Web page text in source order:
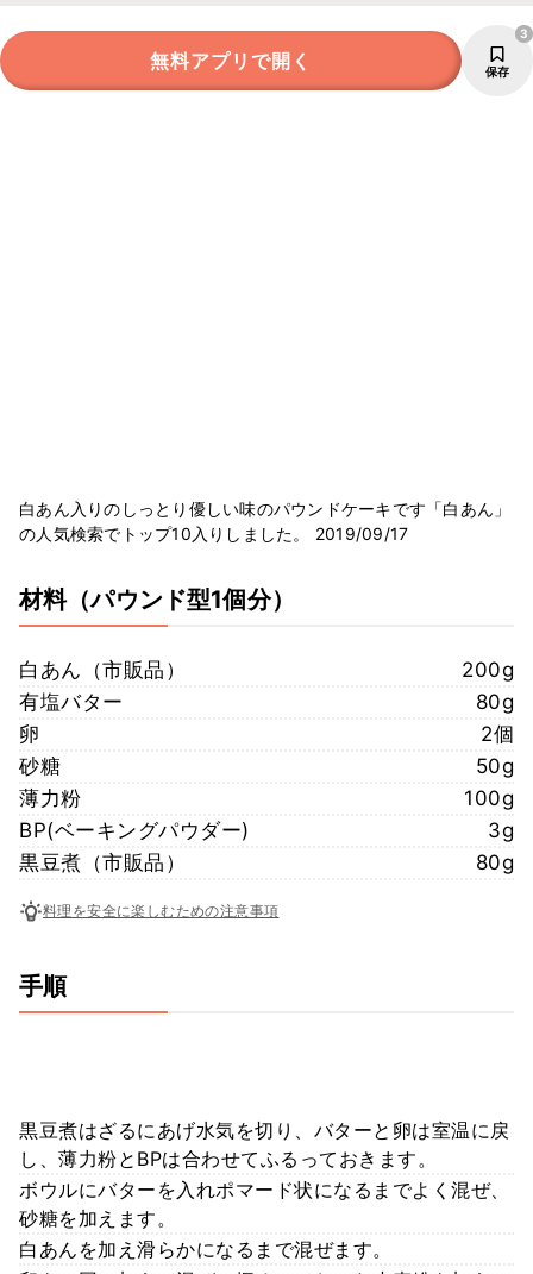
無料アプリで開く 保存
3
白あん入りのしっとり優しい味のパウンドケーキです「白あん」
の人気検索でトップ10入りしました。 2019/09/17
材料（パウンド型1個分）
白あん（市販品）
200g
有塩バター
80g
卵
2個
砂糖
50g
薄力粉
100g
BP(ベーキングパウダー)
3g
黒豆煮（市販品）
80g
料理を安全に楽しむための注意事項
手順
黒豆煮はざるにあげ水気を切り、バターと卵は室温に戻
し、薄力粉とBPは合わせてふるっておきます。
ボウルにバターを入れポマード状になるまでよく混ぜ、
砂糖を加えます。
白あんを加え滑らかになるまで混ぜます。